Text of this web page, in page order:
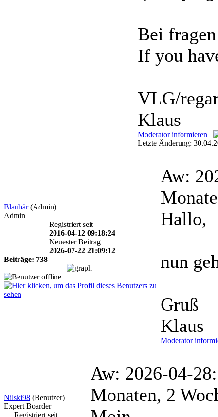
Bei
If you
VLG/
Klaus
Moderator informieren
Letzte Änderung:
Blaubär (Admin)
Admin
Registriert seit
2016-04-12 09:18:24
Neuester Beitrag
2026-07-22 21:09:12
Beiträge: 738
Aw:
Hallo,
nun
Gruß
Klaus
Moderator
Nilski98 (Benutzer)
Expert Boarder
Registriert seit
Aw: 2026-04-
Monaten, 2